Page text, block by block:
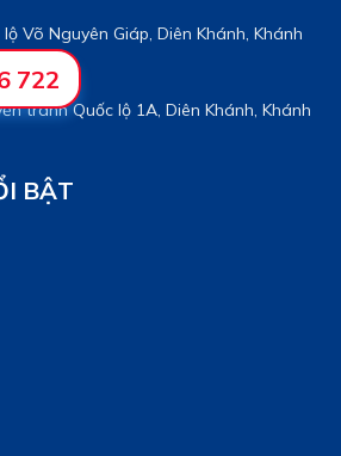
Võ Nguyên Giáp, Diên Khánh, Khánh
tránh Quốc lộ 1A, Diên Khánh, Khánh
BẬT
722